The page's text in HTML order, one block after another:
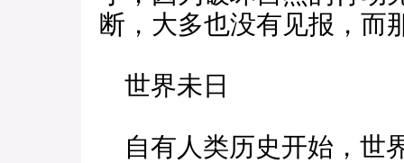
断，大多也没有见报，而
世界未日
自有人类历史开始，世